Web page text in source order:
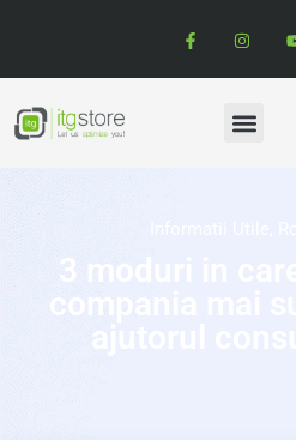
Informatii Utile
3 moduri in
compania mai
ajutorul